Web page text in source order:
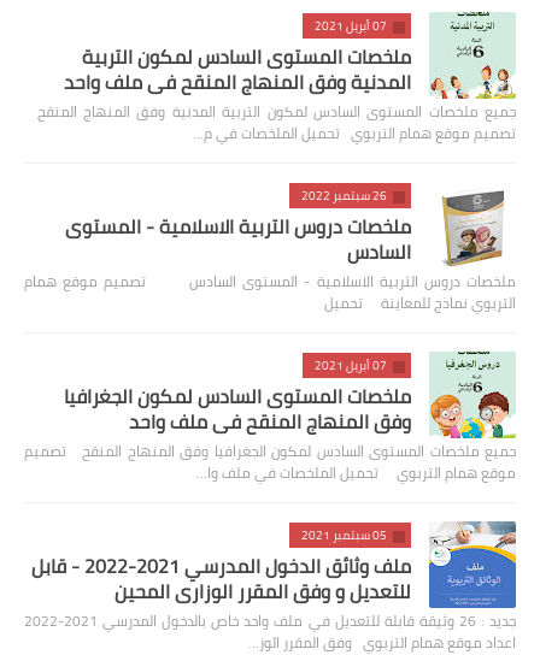
07 أبريل 2021
ملخصات المستوى السادس لمكون التربية
المدنية وفق المنهاج المنقح في ملف واحد
جميع ملخصات المستوى السادس لمكون التربية المدنية وفق المنهاج المنقح
تصميم موقع همام التربوي تحميل الملخصات في م…
26 سبتمبر 2022
ملخصات دروس التربية الاسلامية - المستوى
السادس
ملخصات دروس التربية الاسلامية - المستوى السادس تصميم موقع همام
التربوي نماذج للمعاينة تحميل
07 أبريل 2021
ملخصات المستوى السادس لمكون الجغرافيا
وفق المنهاج المنقح في ملف واحد
جميع ملخصات المستوى السادس لمكون الجغرافيا وفق المنهاج المنقح تصميم
موقع همام التربوي تحميل الملخصات في ملف وا…
05 سبتمبر 2021
ملف وثائق الدخول المدرسي 2021-2022 - قابل
للتعديل و وفق المقرر الوزاري المحين
جديد : 26 وثيقة قابلة للتعديل في ملف واحد خاص بالدخول المدرسي 2021-2022
اعداد موقع همام التربوي وفق المقرر الوز…